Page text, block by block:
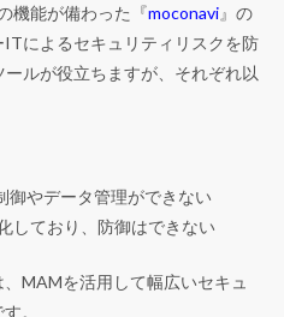
機能が備わった『moconavi』の
によるセキュリティリスクを防
ルが役立ちますが、それぞれ以
御やデータ管理ができない
しており、防御はできない
MAMを活用して幅広いセキュ
。